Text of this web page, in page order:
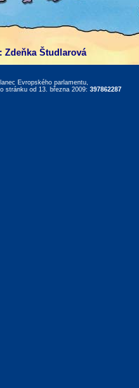
Zdeňka Študlarová
Evropského parlamentu,
stránku od 13. března 2009: 397862287